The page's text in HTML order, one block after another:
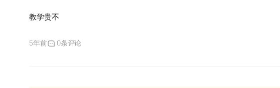
教学贵不
5年前 0条评论